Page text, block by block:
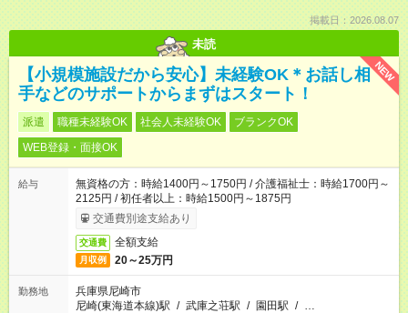
掲載日：2026.08.07
未読
NEW
【小規模施設だから安心】未経験OK＊お話し相
手などのサポートからまずはスタート！
派遣 職種未経験OK 社会人未経験OK
ブランクOK
WEB登録・面接OK
給与
無資格の方：時給1400円～1750円 / 介護福祉士：時給1700円～
2125円 / 初任者以上：時給1500円～1875円
交通費別途支給あり
交通費 全額支給
月収例 20～25万円
勤務地
兵庫県尼崎市
尼崎(東海道本線)駅 / 武庫之荘駅 / 園田駅 / …